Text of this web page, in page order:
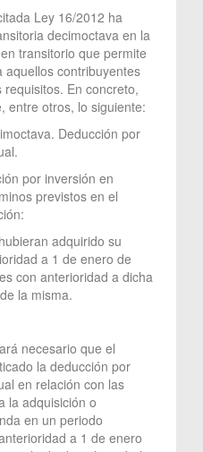
Ley 16/2012 ha
decimoctava en la
transitorio que permite
aquellos contribuyentes
En concreto,
entre otros, lo siguiente:
Deducción por
por inversión en
previstos en el
adquirido su
a 1 de enero de
con anterioridad a dicha
la misma.
necesario que el
la deducción por
en relación con las
la adquisición o
en un periodo
a 1 de enero